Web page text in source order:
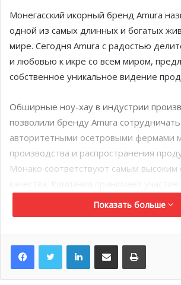
Монегасский икорный бренд Amura
одной из самых длинных и богатых
мире. Сегодня Amura с радостью
и любовью к икре со всем миром,
собственное уникальное видение
Обширные ноу-хау в индустрии
позволили бренду Amura
авторитетными осетровыми фермами
производства и распространения
Монако соответствуют самым высоким
производственного процесса от Азии
начиная с поиска лучшей икры из
доставкой в рестораны Монте-Карло.
сотрудничество с надежными
Показать больше
LinkedInПоделиться по электронной почте